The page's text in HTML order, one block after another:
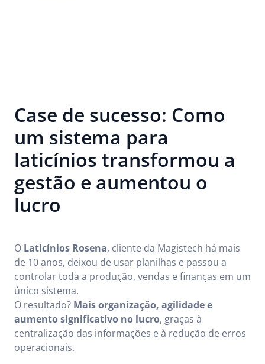
Case de sucesso: Como
um sistema para
laticínios transformou a
gestão e aumentou o
lucro
O Laticínios Rosena, cliente da Magistech há mais
de 10 anos, deixou de usar planilhas e passou a
controlar toda a produção, vendas e finanças em um
único sistema.
O resultado? Mais organização, agilidade e
aumento significativo no lucro, graças à
centralização das informações e à redução de erros
operacionais.